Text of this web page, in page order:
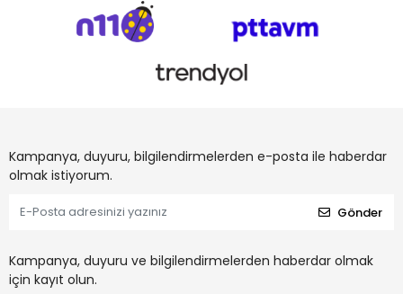
Kampanya, duyuru, bilgilendirmelerden e-posta ile haberdar
olmak istiyorum.
Gönder
Kampanya, duyuru ve bilgilendirmelerden haberdar olmak
için kayıt olun.